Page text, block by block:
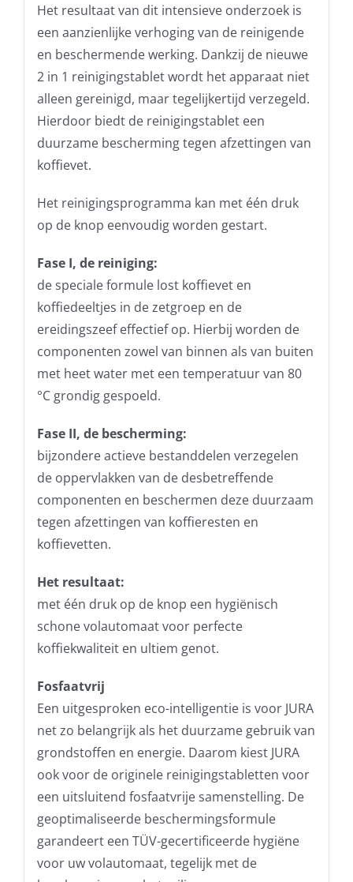
Het resultaat van dit intensieve onderzoek is
een aanzienlijke verhoging van de reinigende
en beschermende werking. Dankzij de nieuwe
2 in 1 reinigingstablet wordt het apparaat niet
alleen gereinigd, maar tegelijkertijd verzegeld.
Hierdoor biedt de reinigingstablet een
duurzame bescherming tegen afzettingen van
koffievet.
Het reinigingsprogramma kan met één druk
op de knop eenvoudig worden gestart.
Fase I, de reiniging:
de speciale formule lost koffievet en
koffiedeeltjes in de zetgroep en de
ereidingszeef effectief op. Hierbij worden de
componenten zowel van binnen als van buiten
met heet water met een temperatuur van 80
°C grondig gespoeld.
Fase II, de bescherming:
bijzondere actieve bestanddelen verzegelen
de oppervlakken van de desbetreffende
componenten en beschermen deze duurzaam
tegen afzettingen van koffieresten en
koffievetten.
Het resultaat:
met één druk op de knop een hygiënisch
schone volautomaat voor perfecte
koffiekwaliteit en ultiem genot.
Fosfaatvrij
Een uitgesproken eco-intelligentie is voor JURA
net zo belangrijk als het duurzame gebruik van
grondstoffen en energie. Daarom kiest JURA
ook voor de originele reinigingstabletten voor
een uitsluitend fosfaatvrije samenstelling. De
geoptimaliseerde beschermingsformule
garandeert een TÜV-gecertificeerde hygiëne
voor uw volautomaat, tegelijk met de